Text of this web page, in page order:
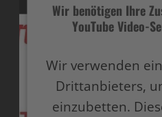
Wir benötigen Ihre
YouTube Video-
Wir verwenden
Drittanbieters,
einzubetten.